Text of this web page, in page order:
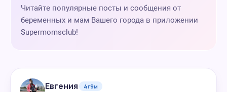
Читайте популярные посты и сообщения от
беременных и мам Вашего города в приложении
Supermomsclub!
Евгения
4г9м